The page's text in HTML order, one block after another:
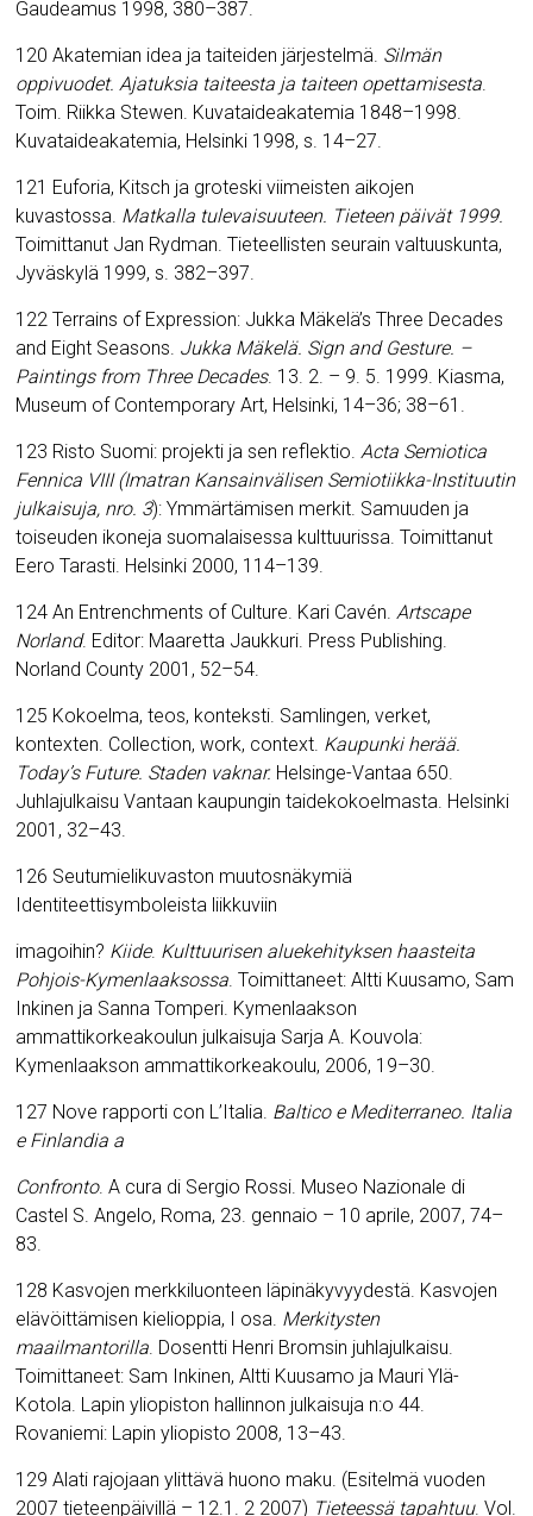
Gaudeamus 1998, 380–387.
120 Akatemian idea ja taiteiden järjestelmä. Silmän
oppivuodet. Ajatuksia taiteesta ja taiteen opettamisesta.
Toim. Riikka Stewen. Kuvataideakatemia 1848–1998.
Kuvataideakatemia, Helsinki 1998, s. 14–27.
121 Euforia, Kitsch ja groteski viimeisten aikojen
kuvastossa. Matkalla tulevaisuuteen. Tieteen päivät 1999.
Toimittanut Jan Rydman. Tieteellisten seurain valtuuskunta,
Jyväskylä 1999, s. 382–397.
122 Terrains of Expression: Jukka Mäkelä’s Three Decades
and Eight Seasons. Jukka Mäkelä. Sign and Gesture. –
Paintings from Three Decades. 13. 2. – 9. 5. 1999. Kiasma,
Museum of Contemporary Art, Helsinki, 14–36; 38–61.
123 Risto Suomi: projekti ja sen reflektio.Acta Semiotica
Fennica VIII (Imatran Kansainvälisen Semiotiikka-Instituutin
julkaisuja, nro. 3): Ymmärtämisen merkit. Samuuden ja
toiseuden ikoneja suomalaisessa kulttuurissa. Toimittanut
Eero Tarasti. Helsinki 2000, 114–139.
124 An Entrenchments of Culture. Kari Cavén.Artscape
Norland. Editor: Maaretta Jaukkuri. Press Publishing.
Norland County 2001, 52–54.
125 Kokoelma, teos, konteksti. Samlingen, verket,
kontexten. Collection, work, context. Kaupunki herää.
Today’s Future. Staden vaknar. Helsinge-Vantaa 650.
Juhlajulkaisu Vantaan kaupungin taidekokoelmasta. Helsinki
2001, 32–43.
126 Seutumielikuvaston muutosnäkymiä
Identiteettisymboleista liikkuviin
imagoihin? Kiide. Kulttuurisen aluekehityksen haasteita
Pohjois-Kymenlaaksossa. Toimittaneet: Altti Kuusamo, Sam
Inkinen ja Sanna Tomperi. Kymenlaakson
ammattikorkeakoulun julkaisuja Sarja A. Kouvola:
Kymenlaakson ammattikorkeakoulu, 2006, 19–30.
127 Nove rapporti con L’Italia. Baltico e Mediterraneo. Italia
e Finlandia a
Confronto. A cura di Sergio Rossi. Museo Nazionale di
Castel S. Angelo, Roma, 23. gennaio – 10 aprile, 2007, 74–
83.
128 Kasvojen merkkiluonteen läpinäkyvyydestä. Kasvojen
elävöittämisen kielioppia, I osa. Merkitysten
maailmantorilla. Dosentti Henri Bromsin juhlajulkaisu.
Toimittaneet: Sam Inkinen, Altti Kuusamo ja Mauri Ylä-
Kotola. Lapin yliopiston hallinnon julkaisuja n:o 44.
Rovaniemi: Lapin yliopisto 2008, 13–43.
129 Alati rajojaan ylittävä huono maku. (Esitelmä vuoden
2007 tieteenpäivillä – 12.1. 2 2007) Tieteessä tapahtuu. Vol.